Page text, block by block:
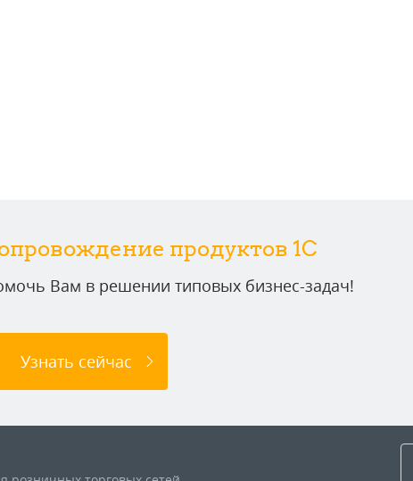
продуктов 1C
Вам в решении типовых бизнес-задач!
Узнать сейчас